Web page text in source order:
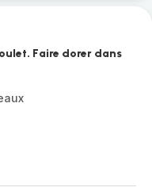
Faire dorer dans